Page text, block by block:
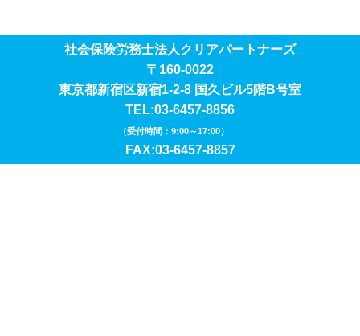
社会保険労務士法人クリアパートナーズ
〒160-0022
東京都新宿区新宿1-2-8 国久ビル5階B号室
TEL:03-6457-8856
（受付時間：9:00～17:00）
FAX:03-6457-8857